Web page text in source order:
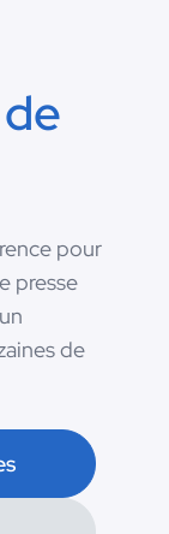
pour
presse
de